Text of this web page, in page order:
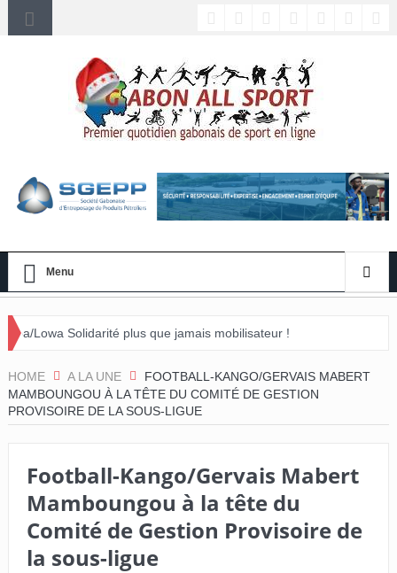
Menu
plus que jamais mobilisateur !
HOME A LA UNE
FOOTBALL-KANGO/GERVAIS MABERT
MAMBOUNGOU À LA TÊTE DU COMITÉ DE GESTION
PROVISOIRE DE LA SOUS-LIGUE
Football-Kango/Gervais Mabert
Mamboungou à la tête du
Comité de Gestion Provisoire de
la sous-ligue